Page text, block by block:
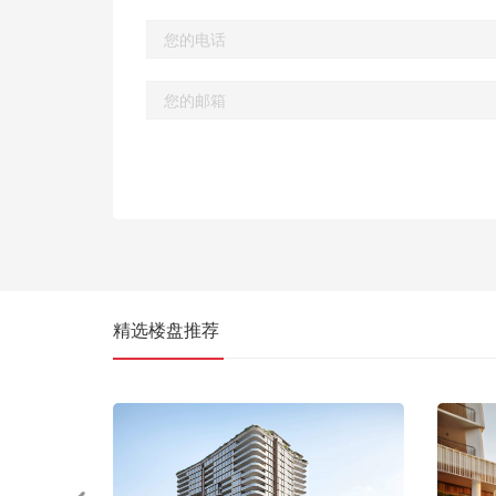
精选楼盘推荐